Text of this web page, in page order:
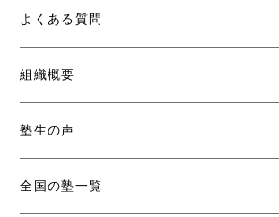
よくある質問
組織概要
塾生の声
全国の塾一覧